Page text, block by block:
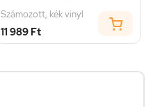
Számozott, kék vinyl
11 989 Ft